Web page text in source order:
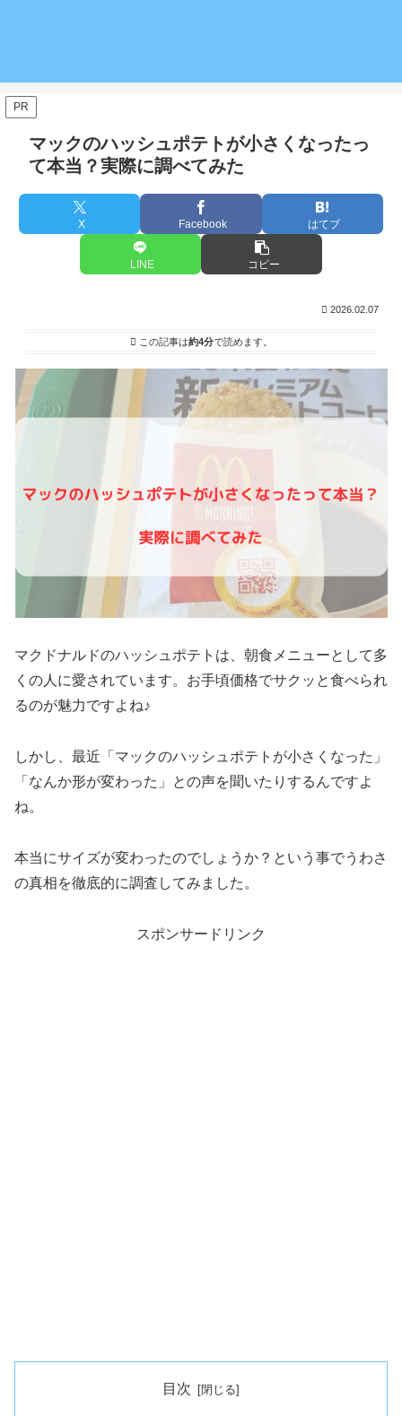
PR
マックのハッシュポテトが小さくなったっ
て本当？実際に調べてみた
X Facebook はてブ
LINE コピー
2026.02.07
この記事は約4分で読めます。
マクドナルドのハッシュポテトは、朝食メニューとして多
くの人に愛されています。お手頃価格でサクッと食べられ
るのが魅力ですよね♪
しかし、最近「マックのハッシュポテトが小さくなった」
「なんか形が変わった」との声を聞いたりするんですよ
ね。
本当にサイズが変わったのでしょうか？という事でうわさ
の真相を徹底的に調査してみました。
スポンサードリンク
目次